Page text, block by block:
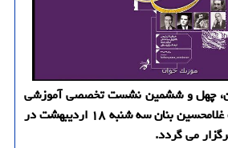
چهل و ششمین نشست تخصصی آموزشی
آیین آواز با بزرگداشت غلامحسین بنان سه شنبه ۱۸ اردیبهشت در
می گردد.